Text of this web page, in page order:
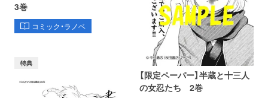
3巻
コミック・ラノベ
【限定ペーパー】半蔵と十三人
の女忍たち 2巻
特典